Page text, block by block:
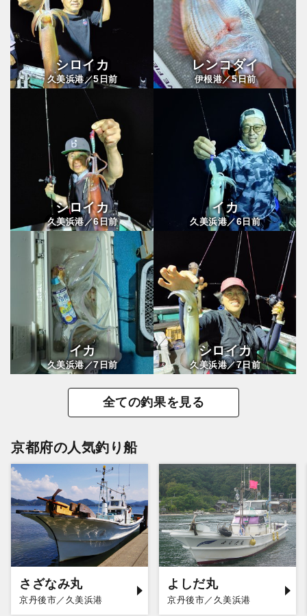
シロイカ
久美浜港／5 日前
レンコダイ
伊根港／5日前
シロイカ
久美浜港／6日前
イカ
久美浜港／6日前
イカ
久美浜港／7日前
シロイカ
久美浜港／7日前
全ての釣果を見る
京都府の人気釣り船
さざなみ丸
京丹後市／久美浜港
よしだ丸
京丹後市／久美浜港